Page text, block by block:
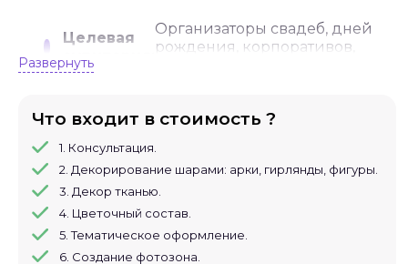
Целевая
аудитория:
Организаторы свадеб, дней
рождения, корпоративов,
Что
входит:
Оформление
Декорирование тканями,
элементами.
Создание фотозон и
Развернуть
Что входит в стоимость ?
1. Консультация.
2. Декорирование шарами: арки, гирлянды, фигуры.
3. Декор тканью.
4. Цветочный состав.
5. Тематическое оформление.
6. Создание фотозона.